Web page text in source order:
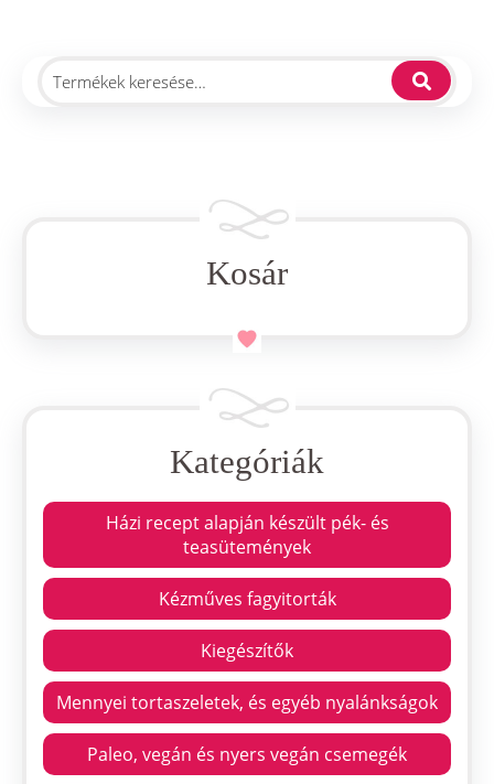
Kosár
Kategóriák
Házi recept alapján készült pék- és
teasütemények
Kézműves fagyitorták
Kiegészítők
Mennyei tortaszeletek, és egyéb nyalánkságok
Paleo, vegán és nyers vegán csemegék